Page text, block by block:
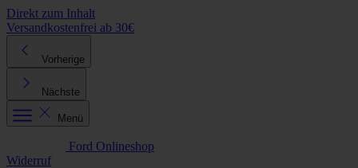
Direkt zum Inhalt
Versandkostenfrei ab 30€
Vorherige
Nächste
Menü
Ford Onlineshop
Widerruf